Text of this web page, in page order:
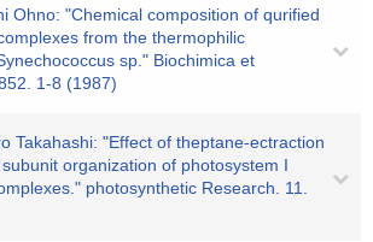
Ohno: "Chemical composition of qurified
from the thermophilic
sp." Biochimica et
1-8 (1987)
Takahashi: "Effect of theptane-ectraction
organization of photosystem I
photosynthetic Research. 11.